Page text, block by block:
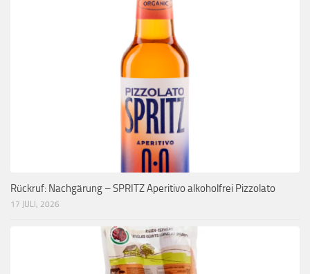
Rückruf: Nachgärung – SPRITZ Aperitivo alkoholfrei Pizzolato
17 JULI, 2026